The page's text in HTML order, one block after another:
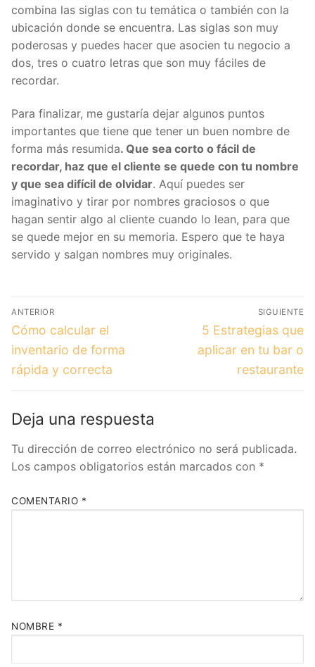
combina las siglas con tu temática o también con la
ubicación donde se encuentra. Las siglas son muy
poderosas y puedes hacer que asocien tu negocio a
dos, tres o cuatro letras que son muy fáciles de
recordar.
Para finalizar, me gustaría dejar algunos puntos
importantes que tiene que tener un buen nombre de
forma más resumida. Que sea corto o fácil de
recordar, haz que el cliente se quede con tu nombre
y que sea difícil de olvidar. Aquí puedes ser
imaginativo y tirar por nombres graciosos o que
hagan sentir algo al cliente cuando lo lean, para que
se quede mejor en su memoria. Espero que te haya
servido y salgan nombres muy originales.
Navegación
de
entradas
ANTERIOR
Entrada
anterior:
Cómo calcular el
inventario de forma
rápida y correcta
SIGUIENTE
Entrada
siguiente:
5 Estrategias que
aplicar en tu bar o
restaurante
Deja una respuesta
Tu dirección de correo electrónico no será publicada.
Los campos obligatorios están marcados con *
COMENTARIO *
NOMBRE *